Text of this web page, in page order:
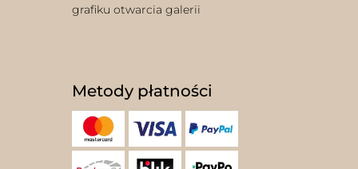
grafiku otwarcia galerii
Metody płatności